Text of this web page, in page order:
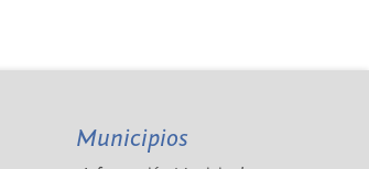
Municipios